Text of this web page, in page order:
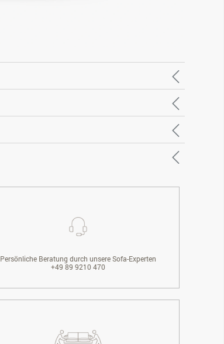
Persönliche Beratung durch unsere Sofa-Experten
+49 89 9210 470